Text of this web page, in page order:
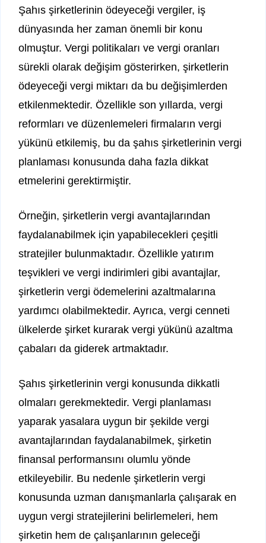
Şahıs şirketlerinin ödeyeceği vergiler, iş
dünyasında her zaman önemli bir konu
olmuştur. Vergi politikaları ve vergi oranları
sürekli olarak değişim gösterirken, şirketlerin
ödeyeceği vergi miktarı da bu değişimlerden
etkilenmektedir. Özellikle son yıllarda, vergi
reformları ve düzenlemeleri firmaların vergi
yükünü etkilemiş, bu da şahıs şirketlerinin vergi
planlaması konusunda daha fazla dikkat
etmelerini gerektirmiştir.
Örneğin, şirketlerin vergi avantajlarından
faydalanabilmek için yapabilecekleri çeşitli
stratejiler bulunmaktadır. Özellikle yatırım
teşvikleri ve vergi indirimleri gibi avantajlar,
şirketlerin vergi ödemelerini azaltmalarına
yardımcı olabilmektedir. Ayrıca, vergi cenneti
ülkelerde şirket kurarak vergi yükünü azaltma
çabaları da giderek artmaktadır.
Şahıs şirketlerinin vergi konusunda dikkatli
olmaları gerekmektedir. Vergi planlaması
yaparak yasalara uygun bir şekilde vergi
avantajlarından faydalanabilmek, şirketin
finansal performansını olumlu yönde
etkileyebilir. Bu nedenle şirketlerin vergi
konusunda uzman danışmanlarla çalışarak en
uygun vergi stratejilerini belirlemeleri, hem
şirketin hem de çalışanlarının geleceği